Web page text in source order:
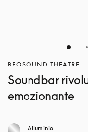
BEOSOUND THEATRE
Soundbar
emozionante
Alluminio